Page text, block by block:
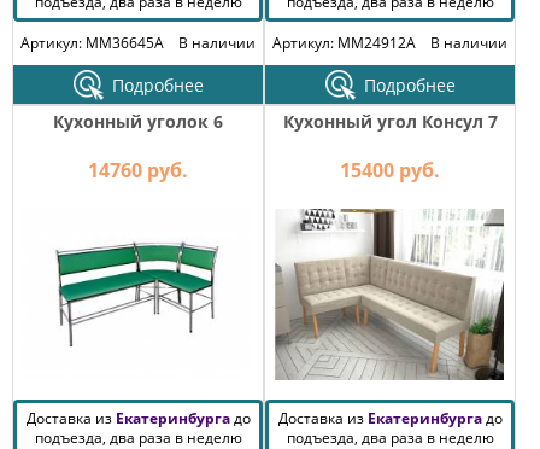
Артикул: MM36645A
В наличии
Подробнее
Артикул: MM24912A
В наличии
Подробнее
Кухонный уголок 6
14760 руб.
Доставка из Екатеринбургадо
подъезда, два раза в неделю
Кухонный угол Консул 7
15400 руб.
Доставка из Екатеринбургадо
подъезда, два раза в неделю